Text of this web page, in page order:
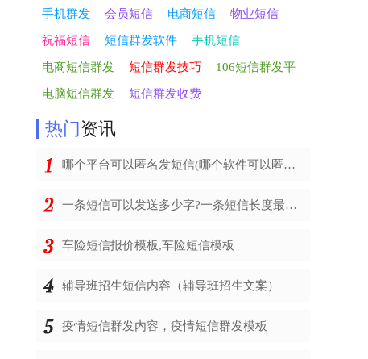
手机群发 会员短信 电商短信 物业短信
祝福短信 短信群发软件 手机短信
电商短信群发 短信群发技巧 106短信群发平
电脑短信群发 短信群发收费
热门资讯
哪个平台可以匿名发短信(哪个软件可以匿名发短信)
一条短信可以发送多少字?一条短信长度最多多少字
车险短信报价模板,车险短信模板
辅导班招生短信内容（辅导班招生文案）
疫情短信群发内容，疫情短信群发模板